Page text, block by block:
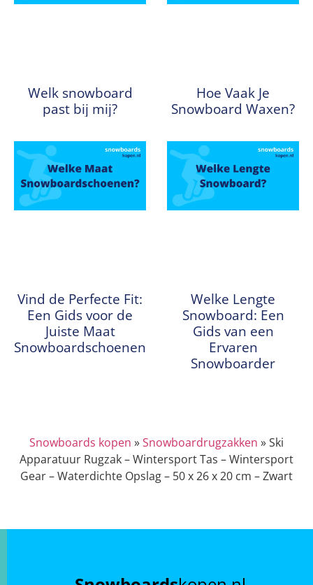
Welk snowboard
past bij mij?
Hoe Vaak Je
Snowboard Waxen?
Vind de Perfecte Fit:
Een Gids voor de
Juiste Maat
Snowboardschoenen
Welke Lengte
Snowboard: Een
Gids van een
Ervaren
Snowboarder
Snowboards kopen »Snowboardrugzakken »Ski
Apparatuur Rugzak – Wintersport Tas – Wintersport
Gear – Waterdichte Opslag – 50 x 26 x 20 cm – Zwart